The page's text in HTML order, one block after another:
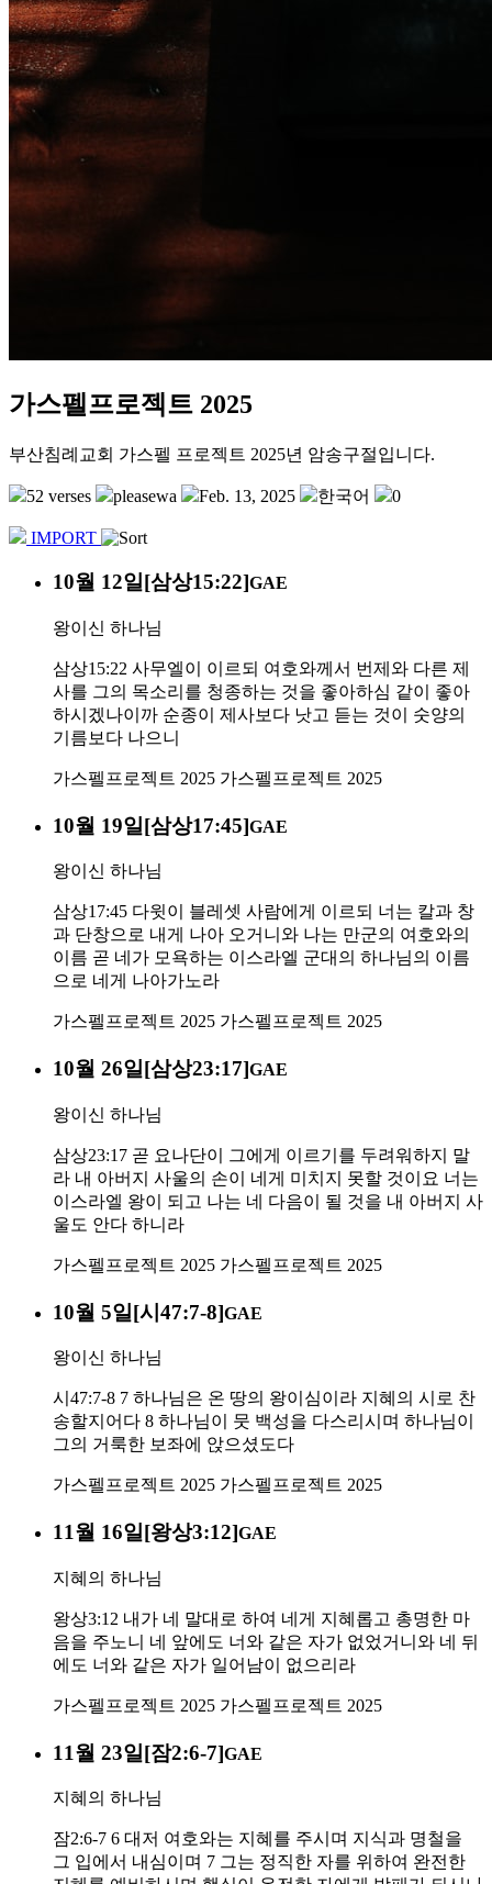
가스펠프로젝트 2025
부산침례교회 가스펠 프로젝트 2025년 암송구절입니다.
52 verses pleasewa Feb. 13, 2025 한국어 0
IMPORT
10월 12일[삼상15:22]GAE
왕이신 하나님
삼상15:22 사무엘이 이르되 여호와께서 번제와 다른 제
사를 그의 목소리를 청종하는 것을 좋아하심 같이 좋아
하시겠나이까 순종이 제사보다 낫고 듣는 것이 숫양의
기름보다 나으니
가스펠프로젝트 2025 가스펠프로젝트 2025
10월 19일[삼상17:45]GAE
왕이신 하나님
삼상17:45 다윗이 블레셋 사람에게 이르되 너는 칼과 창
과 단창으로 내게 나아 오거니와 나는 만군의 여호와의
이름 곧 네가 모욕하는 이스라엘 군대의 하나님의 이름
으로 네게 나아가노라
가스펠프로젝트 2025 가스펠프로젝트 2025
10월 26일[삼상23:17]GAE
왕이신 하나님
삼상23:17 곧 요나단이 그에게 이르기를 두려워하지 말
라 내 아버지 사울의 손이 네게 미치지 못할 것이요 너는
이스라엘 왕이 되고 나는 네 다음이 될 것을 내 아버지 사
울도 안다 하니라
가스펠프로젝트 2025 가스펠프로젝트 2025
10월 5일[시47:7-8]GAE
왕이신 하나님
시47:7-8 7 하나님은 온 땅의 왕이심이라 지혜의 시로 찬
송할지어다 8 하나님이 뭇 백성을 다스리시며 하나님이
그의 거룩한 보좌에 앉으셨도다
가스펠프로젝트 2025 가스펠프로젝트 2025
11월 16일[왕상3:12]GAE
지혜의 하나님
왕상3:12 내가 네 말대로 하여 네게 지혜롭고 총명한 마
음을 주노니 네 앞에도 너와 같은 자가 없었거니와 네 뒤
에도 너와 같은 자가 일어남이 없으리라
가스펠프로젝트 2025 가스펠프로젝트 2025
11월 23일[잠2:6-7]GAE
지혜의 하나님
잠2:6-7 6 대저 여호와는 지혜를 주시며 지식과 명철을
그 입에서 내심이며 7 그는 정직한 자를 위하여 완전한